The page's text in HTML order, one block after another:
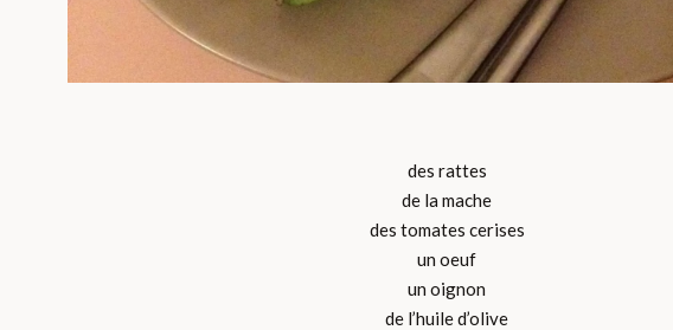
des rattes
de la mache
des tomates cerises
un oeuf
un oignon
de l’huile d’olive